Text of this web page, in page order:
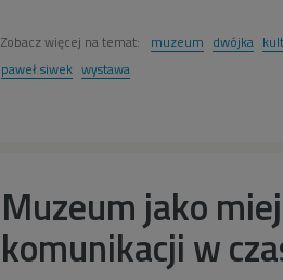
Zobacz więcej na temat: muzeum dwójka
paweł siwek wystawa
Muzeum jako
komunikacji w